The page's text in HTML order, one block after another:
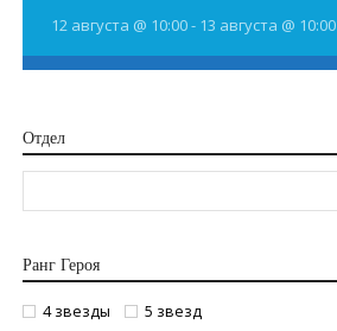
12 августа @ 10:00- 13 августа @ 10:00
Отдел
Ранг Героя
4 звезды 5 звезд